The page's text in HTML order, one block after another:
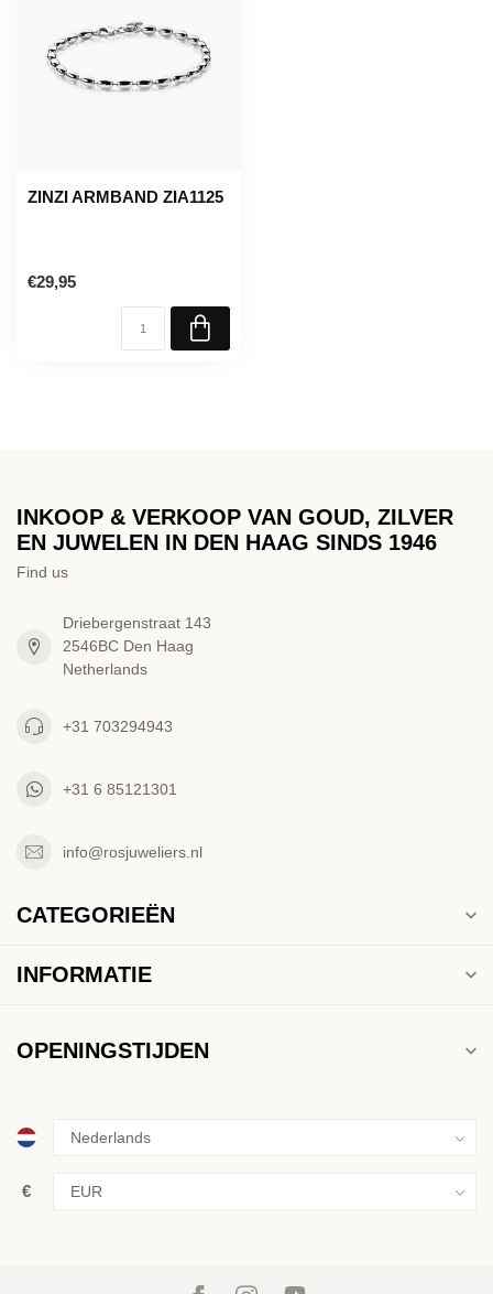
ZINZI ARMBAND ZIA1125
€29,95
INKOOP & VERKOOP VAN GOUD, ZILVER
EN JUWELEN IN DEN HAAG SINDS 1946
Find us
Driebergenstraat 143
2546BC Den Haag
Netherlands
+31 703294943
+31 6 85121301
info@rosjuweliers.nl
CATEGORIEËN
INFORMATIE
OPENINGSTIJDEN
€